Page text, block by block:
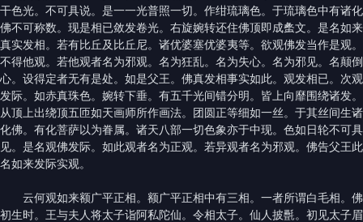
干色光。不可具说。是一一光普照一切。作绀琉璃色。于琉璃色中有诸化
佛不可称数。现是相已敛发卷光。右旋婉转还住佛顶即成䗍文。是名如来
真实发相。若有比丘及比丘尼。诸优婆塞优婆夷等。欲观佛发当作是观。
不得他观。若他观者名为邪观。名为狂乱。名为失心。名为邪见。名颠倒
心。设得定者无有是处。如是父王。佛真发相事实如此。观发相已。次观
发际。如赤真珠色。婉转下垂。有五千光间错分明。皆上向靡围绕诸发。
从顶上出绕顶五匝如天画师所作画法。团圆正等细如一丝。于其丝间生诸
化佛。有化菩萨以为眷属。诸天八部一切色象亦于中现。色如日轮不可具
见。是名观佛发际。如此观者名为正观。若异观者名为邪观。佛告父王此
名如来发际实观。
云何观如来额广平正相。额广平正相中有三相。一者所谓白毛相。佛
初生时。王与夫人将太子诣阿私陀仙。令相太子。仙人披㲲。初见太子眉